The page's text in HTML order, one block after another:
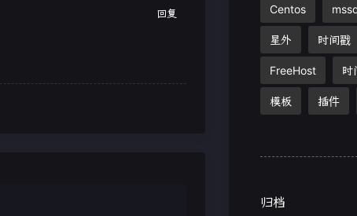
回复 Centos
星外 时间戳
FreeHost 时
模板 插件
归档